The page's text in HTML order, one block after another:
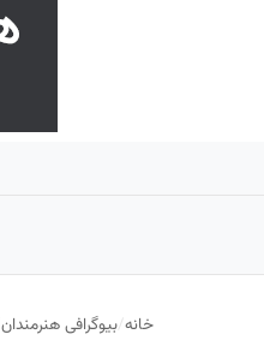
خانه/بیوگرافی هنرمندان